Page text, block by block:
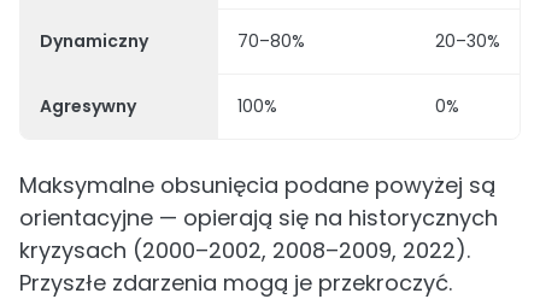
Dynamiczny 70–80% 20–30%
Agresywny 100% 0%
Maksymalne obsunięcia podane powyżej są
orientacyjne — opierają się na historycznych
kryzysach (2000–2002, 2008–2009, 2022).
Przyszłe zdarzenia mogą je przekroczyć.